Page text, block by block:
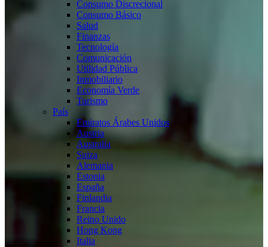
Consumo Discrecional
Consumo Básico
Salud
Finanzas
Tecnología
Comunicación
Utilidad Pública
Inmobiliario
Economía Verde
Turismo
País
Emiratos Árabes Unidos
Austria
Australia
Suiza
Alemania
Estonia
España
Finlandia
Francia
Reino Unido
Hong Kong
Italia